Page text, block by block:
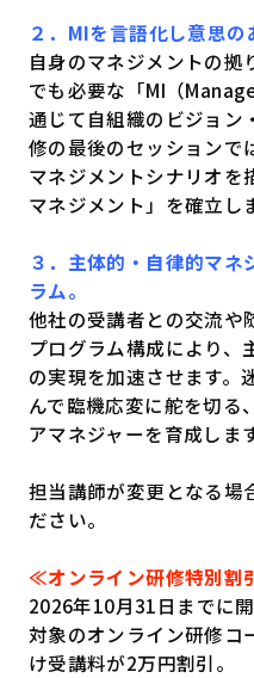
２．MIを言語化し意思の
自身のマネジメントの拠
でも必要な「MI（
通じて自組織のビジョン
修の最後のセッションで
マネジメントシナリオを
マネジメント」を確立し
３．主体的・自律的マ
ラム。
他社の受講者との交流や
プログラム構成により、
の実現を加速させます。
んで臨機応変に舵を切る
アマネジャーを育成します
担当講師が変更となる場
ださい。
≪オンライン研修特別割
2026年10月31日までに
対象のオンライン研修コ
け受講料が2万円割引。